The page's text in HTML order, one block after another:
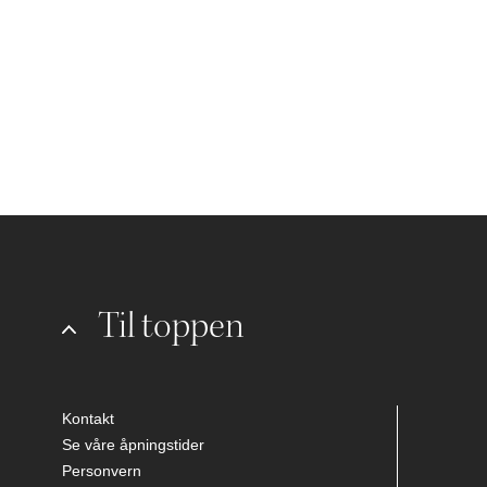
Til toppen
Kontakt
Se våre åpningstider
Personvern